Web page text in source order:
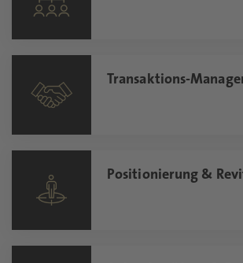
Transaktions-
Positionierung &